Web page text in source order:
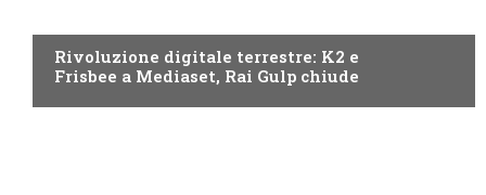
Rivoluzione digitale terrestre: K2 e
Frisbee a Mediaset, Rai Gulp chiude